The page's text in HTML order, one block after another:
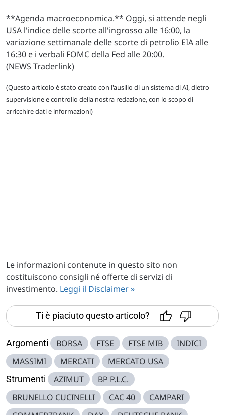
**Agenda macroeconomica.** Oggi, si attende negli
USA l'indice delle scorte all'ingrosso alle 16:00, la
variazione settimanale delle scorte di petrolio EIA alle
16:30 e i verbali FOMC della Fed alle 20:00.
(NEWS Traderlink)
(Questo articolo è stato creato con l'ausilio di un sistema di AI, dietro
supervisione e controllo della nostra redazione, con lo scopo di
arricchire dati e informazioni)
Le informazioni contenute in questo sito non
costituiscono consigli né offerte di servizi di
investimento. Leggi il Disclaimer »
Ti è piaciuto questo articolo?
Argomenti BORSA FTSE FTSE MIB
INDICI
MASSIMI
MERCATI MERCATO USA
Strumenti AZIMUT
BP P.L.C.
BRUNELLO CUCINELLI
CAC 40
CAMPARI